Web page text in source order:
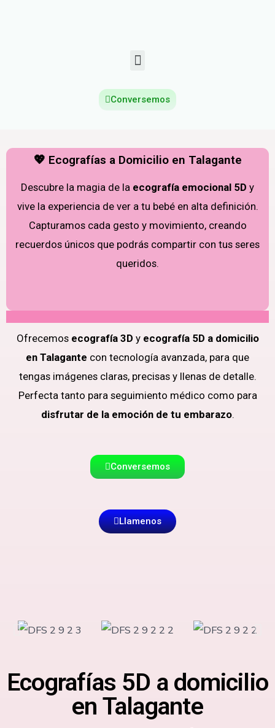
Conversemos
💖 Ecografías a Domicilio en Talagante
Descubre la magia de la ecografía emocional 5D y
vive la experiencia de ver a tu bebé en alta definición.
Capturamos cada gesto y movimiento, creando
recuerdos únicos que podrás compartir con tus seres
queridos.
Ofrecemos ecografía 3D y ecografía 5D a domicilio
en Talagante con tecnología avanzada, para que
tengas imágenes claras, precisas y llenas de detalle.
Perfecta tanto para seguimiento médico como para
disfrutar de la emoción de tu embarazo.
Conversemos
Llamenos
Ecografías 5D a domicilio
en Talagante